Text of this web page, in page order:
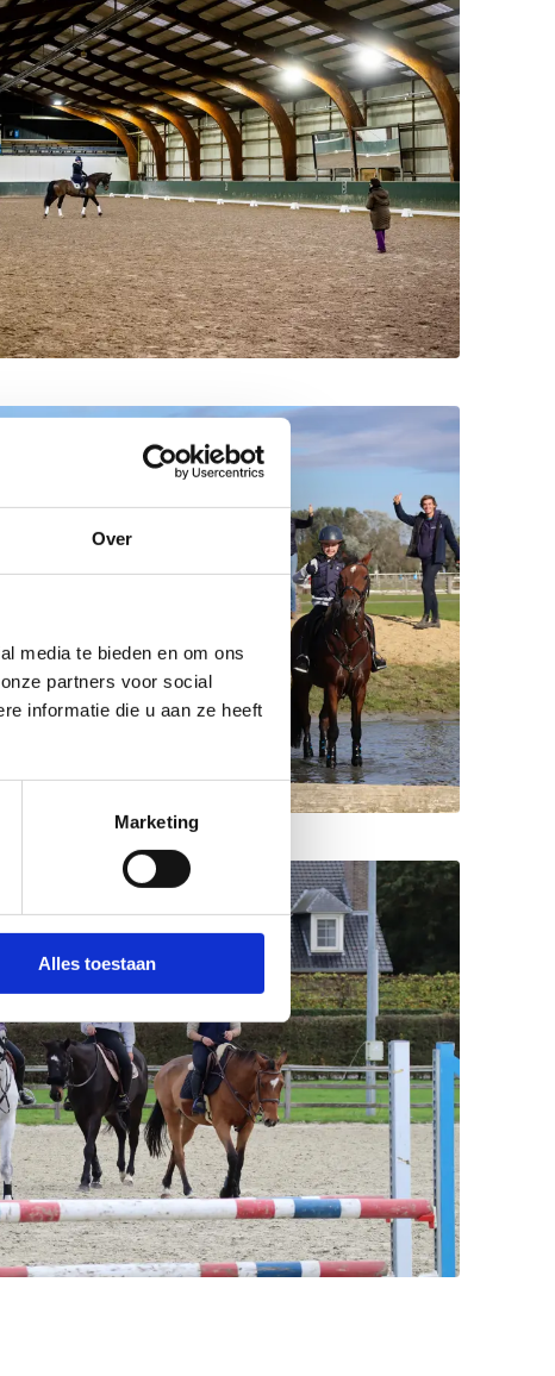
Over
media te bieden en om ons
partners voor social
informatie die u aan ze heeft
Marketing
Alles toestaan